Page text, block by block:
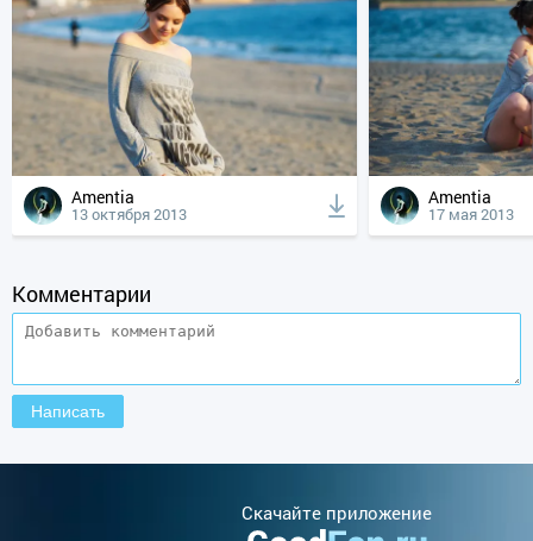
Amentia
13 октября 2013
Amentia
17 мая 2013
Комментарии
Cкачайте приложение